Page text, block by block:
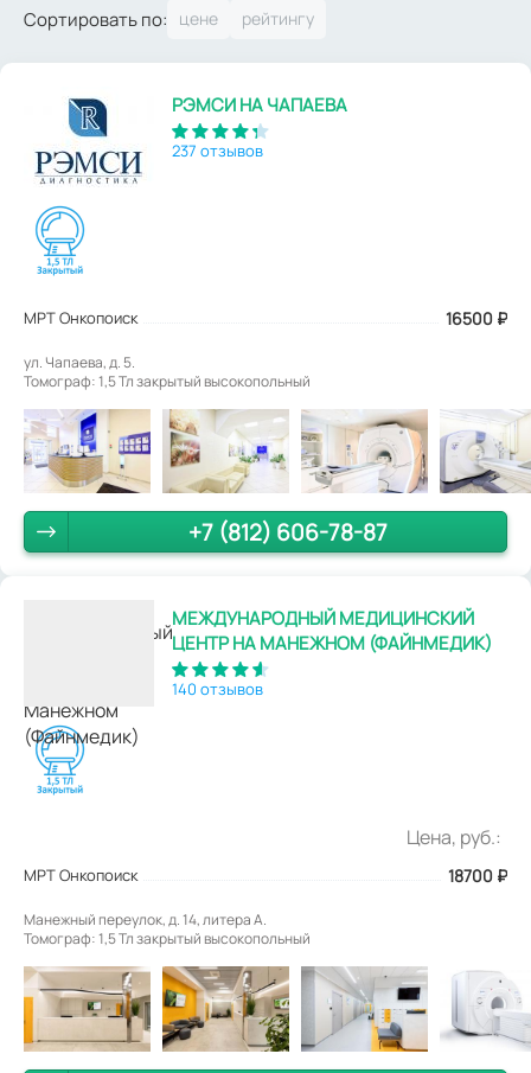
Сортировать по:
РЭМСИ НА ЧАПАЕВА
237 отзывов
МРТ Онкопоиск 16500 ₽
ул. Чапаева, д. 5.
Томограф: 1,5 Тл закрытый высокопольный
+7 (812) 606-78-87
МЕЖДУНАРОДНЫЙ МЕДИЦИНСКИЙ
ЦЕНТР НА МАНЕЖНОМ (ФАЙНМЕДИК)
140 отзывов
Цена, руб.:
МРТ Онкопоиск 18700 ₽
Манежный переулок, д. 14, литера А.
Томограф: 1,5 Тл закрытый высокопольный